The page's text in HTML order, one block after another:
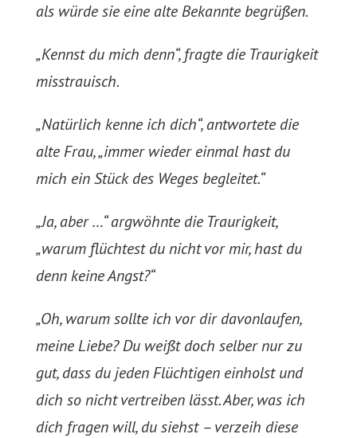
als würde sie eine alte Bekannte begrüßen.
„Kennst du mich denn“, fragte die Traurigkeit
misstrauisch.
„Natürlich kenne ich dich“, antwortete die
alte Frau, „immer wieder einmal hast du
mich ein Stück des Weges begleitet.“
„Ja, aber …“ argwöhnte die Traurigkeit,
„warum flüchtest du nicht vor mir, hast du
denn keine Angst?“
„Oh, warum sollte ich vor dir davonlaufen,
meine Liebe? Du weißt doch selber nur zu
gut, dass du jeden Flüchtigen einholst und
dich so nicht vertreiben lässt. Aber, was ich
dich fragen will, du siehst – verzeih diese